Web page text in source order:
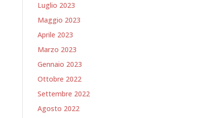
Luglio 2023
Maggio 2023
Aprile 2023
Marzo 2023
Gennaio 2023
Ottobre 2022
Settembre 2022
Agosto 2022